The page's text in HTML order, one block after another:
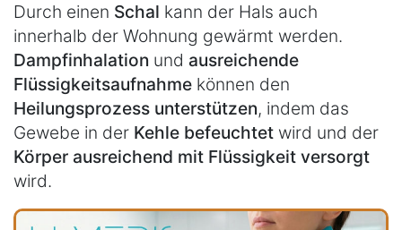
Durch einen Schal kann der Hals auch
innerhalb der Wohnung gewärmt werden.
Dampfinhalation und ausreichende
Flüssigkeitsaufnahme können den
Heilungsprozess unterstützen, indem das
Gewebe in der Kehle befeuchtet wird und der
Körper ausreichend mit Flüssigkeit versorgt
wird.